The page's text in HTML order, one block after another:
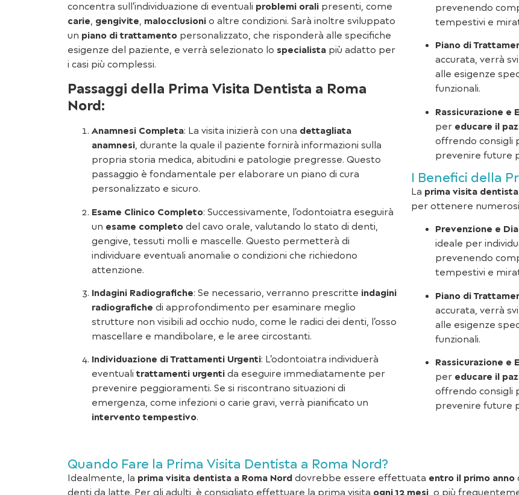
concentra sull’individuazione di eventuali problemi orali presenti, come
carie, gengivite, malocclusioni o altre condizioni. Sarà inoltre sviluppato
un piano di trattamento personalizzato, che risponderà alle specifiche
esigenze del paziente, e verrà selezionato lo specialista più adatto per
i casi più complessi.
Passaggi della Prima Visita Dentista a Roma
Nord:
Anamnesi Completa: La visita inizierà con una dettagliata
anamnesi, durante la quale il paziente fornirà informazioni sulla
propria storia medica, abitudini e patologie pregresse. Questo
passaggio è fondamentale per elaborare un piano di cura
personalizzato e sicuro.
Esame Clinico Completo: Successivamente, l’odontoiatra eseguirà
un esame completo del cavo orale, valutando lo stato di denti,
gengive, tessuti molli e mascelle. Questo permetterà di
individuare eventuali anomalie o condizioni che richiedono
attenzione.
Indagini Radiografiche: Se necessario, verranno prescritte indagini
radiografiche di approfondimento per esaminare meglio
strutture non visibili ad occhio nudo, come le radici dei denti, l’osso
mascellare e mandibolare, e le aree circostanti.
Individuazione di Trattamenti Urgenti: L’odontoiatra individuerà
eventualitrattamenti urgenti da eseguire immediatamente per
prevenire peggioramenti. Se si riscontrano situazioni di
emergenza, come infezioni o carie gravi, verrà pianificato un
intervento tempestivo.
prevenendo
tempestivi e
Piano di
accurata, verrà
alle esigenze
funzionali.
Rassicurazione e
per educare il
offrendo consigli
prevenire future
I Benefici della
La prima visita dentista
per ottenere numerosi
Prevenzione e
ideale per
prevenendo
tempestivi e
Piano di
accurata, verrà
alle esigenze
funzionali.
Rassicurazione e
per educare il
offrendo consigli
prevenire future
Quando Fare la Prima Visita Dentista a Roma Nord?
Idealmente, la prima visita dentista a Roma Nord dovrebbe essere effettuata entro il primo anno